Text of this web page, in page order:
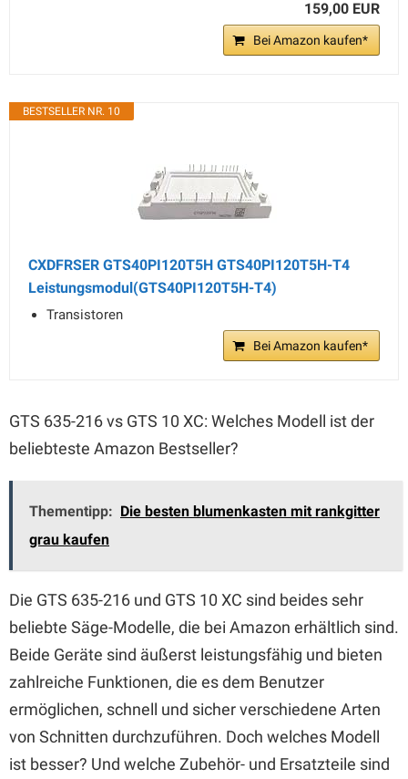
159,00 EUR
Bei Amazon kaufen*
BESTSELLER NR. 10
CXDFRSER GTS40PI120T5H GTS40PI120T5H-T4
Leistungsmodul(GTS40PI120T5H-T4)
Transistoren
Bei Amazon kaufen*
GTS 635-216 vs GTS 10 XC: Welches Modell ist der
beliebteste Amazon Bestseller?
Thementipp: Die besten blumenkasten mit rankgitter
grau kaufen
Die GTS 635-216 und GTS 10 XC sind beides sehr
beliebte Säge-Modelle, die bei Amazon erhältlich sind.
Beide Geräte sind äußerst leistungsfähig und bieten
zahlreiche Funktionen, die es dem Benutzer
ermöglichen, schnell und sicher verschiedene Arten
von Schnitten durchzuführen. Doch welches Modell
ist besser? Und welche Zubehör- und Ersatzteile sind